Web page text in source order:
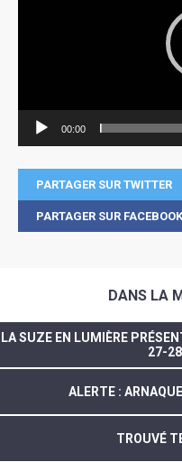
00:00
PARTAGER SUR TWITTER
PARTAGER SUR FACEBOOK
DANS LA
LA SUZE EN LUMIÈRE
27-
ALERTE :
TROUVÉ